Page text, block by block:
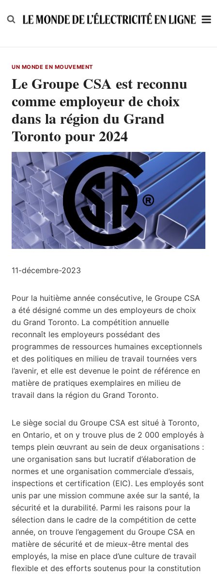
to
UN MONDE EN MOUVEMENT
Le Groupe CSA est reconnu
comme employeur de choix
dans la région du Grand
Toronto pour 2024
11-décembre-2023
Pour la huitième année consécutive, le Groupe CSA
a été désigné comme un des employeurs de choix
du Grand Toronto. La compétition annuelle
reconnaît les employeurs possédant des
programmes de ressources humaines exceptionnels
et des politiques en milieu de travail tournées vers
l’avenir, et elle est devenue le point de référence en
matière de pratiques exemplaires en milieu de
travail dans la région du Grand Toronto.
Le siège social du Groupe CSA est situé à Toronto,
en Ontario, et on y trouve plus de 2 000 employés à
temps plein œuvrant au sein de deux organisations :
une organisation sans but lucratif d’élaboration de
normes et une organisation commerciale d’essais,
inspections et certification (EIC). Les employés sont
unis par une mission commune axée sur la santé, la
sécurité et la durabilité. Parmi les raisons pour la
sélection dans le cadre de la compétition de cette
année, on trouve l’engagement du Groupe CSA en
matière de sécurité et de mieux-être mental des
employés, la mise en place d’une culture de travail
flexible et des efforts soutenus pour la constitution